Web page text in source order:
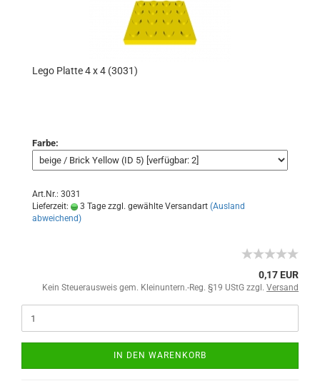
Lego Platte 4 x 4 (3031)
Farbe:
Art.Nr.: 3031
Lieferzeit:
3 Tage zzgl. gewählte Versandart (Ausland
abweichend)
0,17 EUR
Kein Steuerausweis gem. Kleinuntern.-Reg. §19 UStG zzgl. Versand
IN DEN WARENKORB